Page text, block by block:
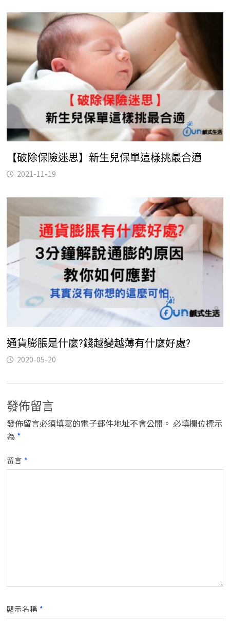
【破除保險迷思】新生兒保單這樣挑最合適
2021-11-19
通貨膨脹是什麼?錢越變越薄有什麼好處?
2020-05-20
發佈留言
發佈留言必須填寫的電子郵件地址不會公開。 必填欄位標示
為 *
留言 *
顯示名稱 *